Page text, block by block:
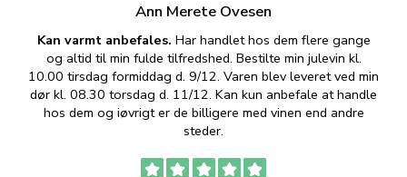
Ann Merete Ovesen
Kan varmt anbefales. Har handlet hos dem flere gange
og altid til min fulde tilfredshed. Bestilte min julevin kl.
10.00 tirsdag formiddag d. 9/12. Varen blev leveret ved min
dør kl. 08.30 torsdag d. 11/12. Kan kun anbefale at handle
hos dem og iøvrigt er de billigere med vinen end andre
steder.